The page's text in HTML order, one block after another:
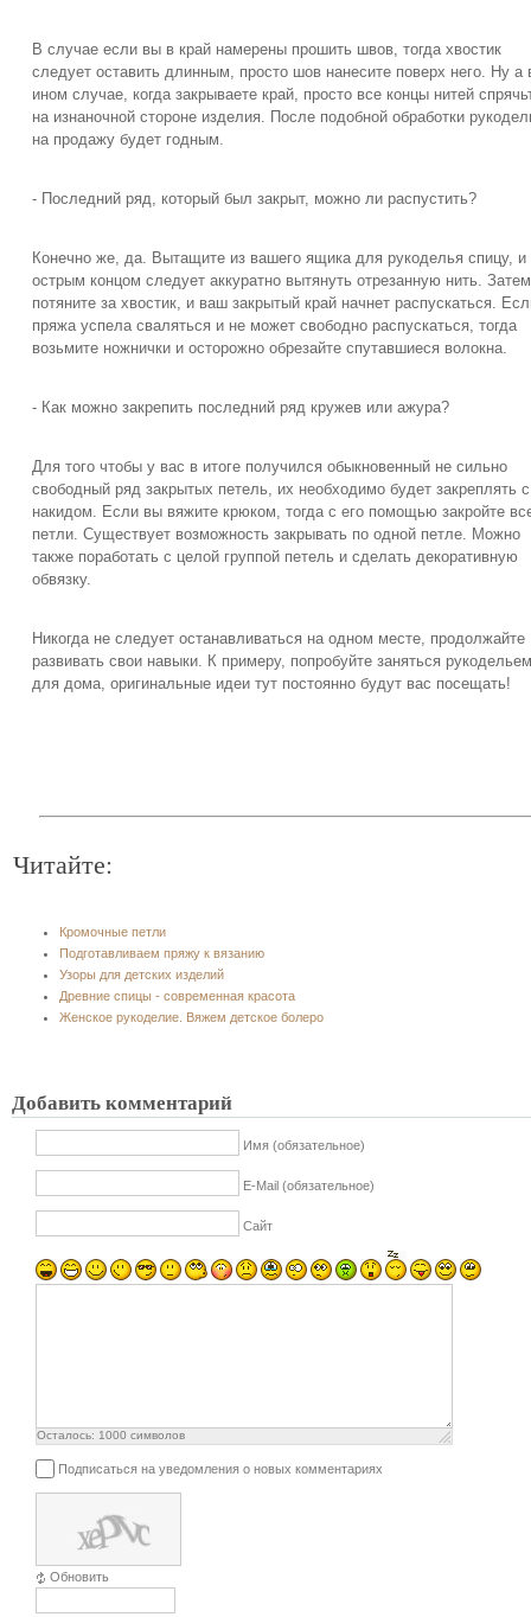
В случае если вы в край намерены прошить швов, тогда хвостик
следует оставить длинным, просто шов нанесите поверх него. Ну а
ином случае, когда закрываете край, просто все концы нитей
на изнаночной стороне изделия. После подобной обработки
на продажу будет годным.
- Последний ряд, который был закрыт, можно ли распустить?
Конечно же, да. Вытащите из вашего ящика для рукоделья спицу, и
острым концом следует аккуратно вытянуть отрезанную нить. Затем
потяните за хвостик, и ваш закрытый край начнет распускаться.
пряжа успела сваляться и не может свободно распускаться, тогда
возьмите ножнички и осторожно обрезайте спутавшиеся волокна.
- Как можно закрепить последний ряд кружев или ажура?
Для того чтобы у вас в итоге получился обыкновенный не сильно
свободный ряд закрытых петель, их необходимо будет закреплять с
накидом. Если вы вяжите крюком, тогда с его помощью закройте
петли. Существует возможность закрывать по одной петле. Можно
также поработать с целой группой петель и сделать декоративную
обвязку.
Никогда не следует останавливаться на одном месте, продолжайте
развивать свои навыки. К примеру, попробуйте заняться рукодельем
для дома, оригинальные идеи тут постоянно будут вас посещать!
Читайте:
Кромочные петли
Подготавливаем пряжу к вязанию
Узоры для детских изделий
Древние спицы - современная красота
Женское рукоделие. Вяжем детское болеро
Добавить комментарий
Имя (обязательное)
E-Mail (обязательное)
Сайт
Осталось: 1000 символов
Подписаться на уведомления о новых комментариях
Обновить